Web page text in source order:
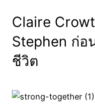
Claire
Stephen ก่
ชีวิต